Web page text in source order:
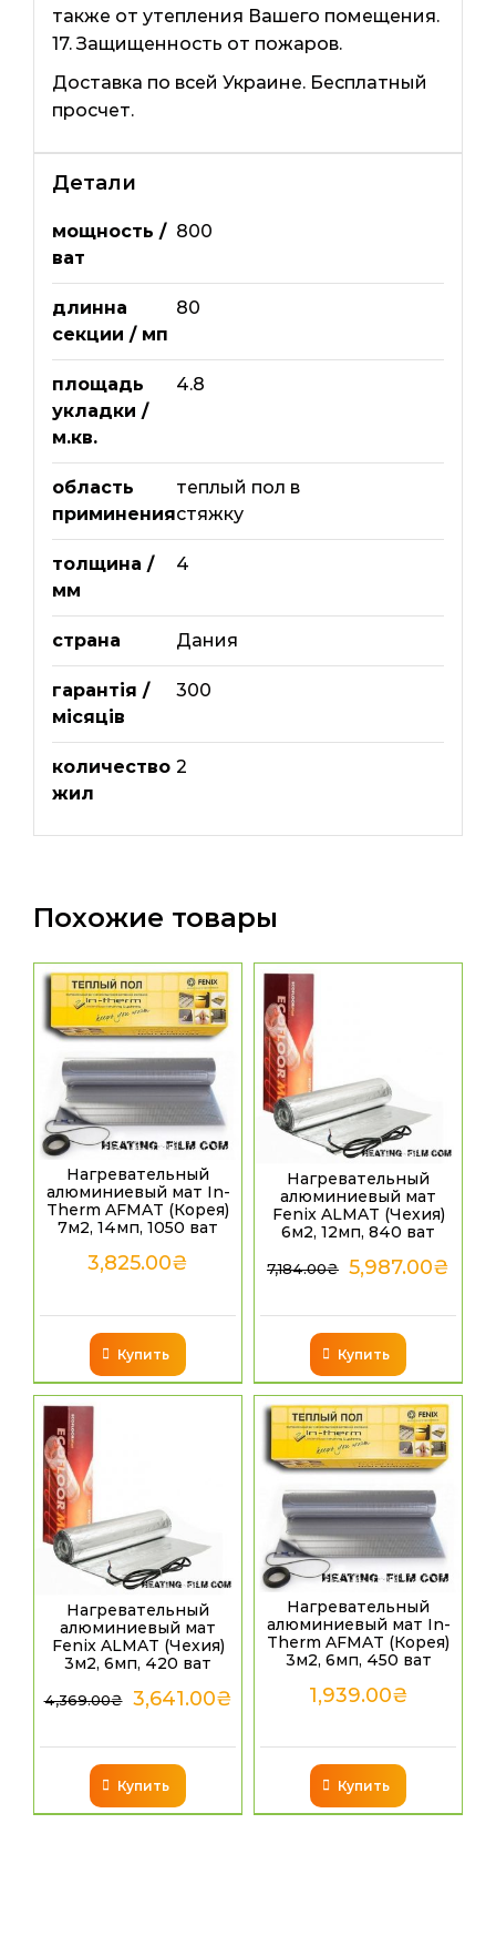
также от утепления Вашего помещения.
17. Защищенность от пожаров.
Доставка по всей Украине. Бесплатный
просчет.
Детали
мощность /
ват
800
длинна
секции / мп
80
площадь
укладки /
м.кв.
4.8
область
приминения
теплый пол в
стяжку
толщина /
мм
4
страна Дания
гарантія /
місяців
300
количество
жил
2
Похожие товары
Нагревательный
алюминиевый мат In-
Therm AFMAT (Корея)
7м2, 14мп, 1050 ват
3,825.00₴
Купить
Нагревательный
алюминиевый мат
Fenix ALMAT (Чехия)
6м2, 12мп, 840 ват
7,184.00₴ 5,987.00₴
Купить
Нагревательный
алюминиевый мат
Fenix ALMAT (Чехия)
3м2, 6мп, 420 ват
4,369.00₴ 3,641.00₴
Купить
Нагревательный
алюминиевый мат In-
Therm AFMAT (Корея)
3м2, 6мп, 450 ват
1,939.00₴
Купить